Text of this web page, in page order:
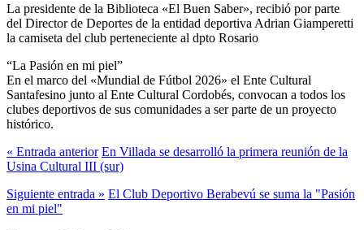
La presidente de la Biblioteca «El Buen Saber», recibió por parte
del Director de Deportes de la entidad deportiva Adrian Giamperetti
la camiseta del club perteneciente al dpto Rosario
“La Pasión en mi piel”
En el marco del «Mundial de Fútbol 2026» el Ente Cultural
Santafesino junto al Ente Cultural Cordobés, convocan a todos los
clubes deportivos de sus comunidades a ser parte de un proyecto
histórico.
« Entrada anterior En Villada se desarrolló la primera reunión de la
Usina Cultural III (sur)
Siguiente entrada » El Club Deportivo Berabevú se suma la "Pasión
en mi piel"